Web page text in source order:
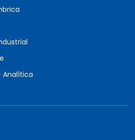
Analítica